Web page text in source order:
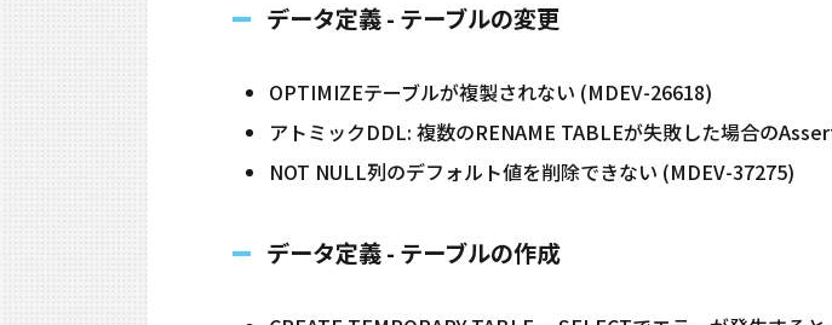
データ定義 - テーブルの変更
OPTIMIZEテーブルが複製されない (MDEV-26618)
アトミックDDL: 複数のRENAME TABLEが失敗した場合の
NOT NULL列のデフォルト値を削除できない (MDEV-37275)
データ定義 - テーブルの作成